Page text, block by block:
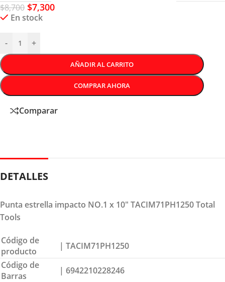
$8,700 $7,300
En stock
- +
AÑADIR AL CARRITO
COMPRAR AHORA
Comparar
DETALLES
Punta estrella impacto NO.1 x 10″ TACIM71PH1250 Total
Tools
Código de
producto
| TACIM71PH1250
Código de
Barras
| 6942210228246